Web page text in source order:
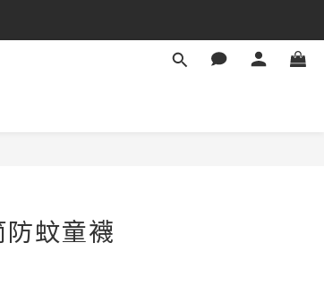
防蚊童襪